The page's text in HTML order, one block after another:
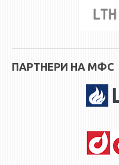
III ЦИКЛУС - ДОКТОРСКИ
ПАРТНЕРИ НА МФС